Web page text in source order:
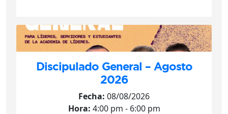
Discipulado General – Agosto
2026
Fecha: 08/08/2026
Hora: 4:00 pm - 6:00 pm